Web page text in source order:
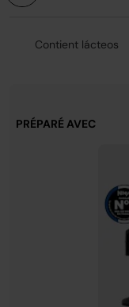
Contient lácteos
PRÉPARÉ AVEC